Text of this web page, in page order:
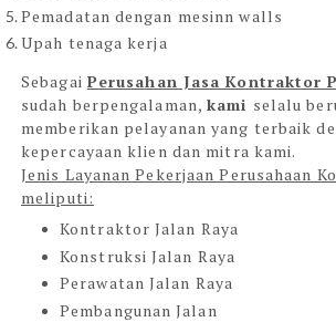
Pemadatan dengan mesinn walls
Upah tenaga kerja
Sebagai Perusahan Jasa Kontraktor
sudah berpengalaman,kami selalu
memberikan pelayanan yang terbaik
kepercayaan klien dan mitra kami.
Jenis Layanan Pekerjaan Perusahaan
meliputi:
Kontraktor Jalan Raya
Konstruksi Jalan Raya
Perawatan Jalan Raya
Pembangunan Jalan